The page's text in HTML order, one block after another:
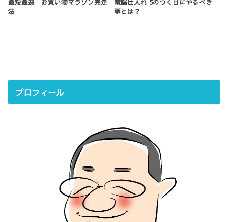
最短最速 お買い物マラソン完走
法
電脳仕入れ 5のつく日にやるべき
事とは？
プロフィール